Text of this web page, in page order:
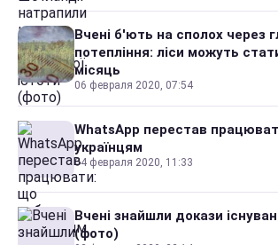
Вчені б'ють на сполох через
потепління: ліси можуть
місяць
06 февраля 2020, 07:54
WhatsApp перестав
українцям
04 февраля 2020, 11:33
Вчені знайшли докази
(фото)